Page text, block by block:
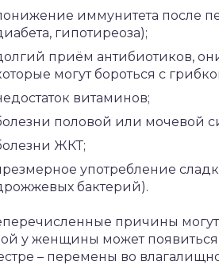
иммунитета после
гипотиреоза);
приём антибиотиков,
могут бороться с
витаминов;
половой или мочевой
ЖКТ;
употребление
бактерий).
причины могут
у женщины может
– перемены во